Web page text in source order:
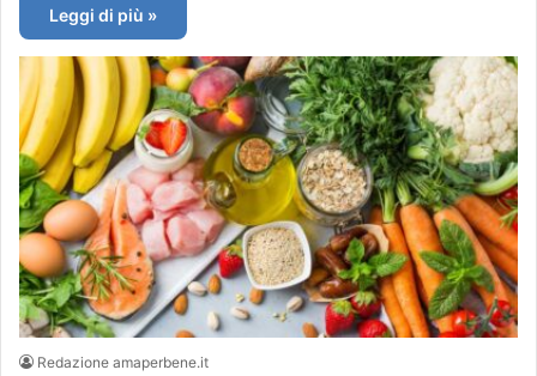
Leggi di più »
Redazione amaperbene.it